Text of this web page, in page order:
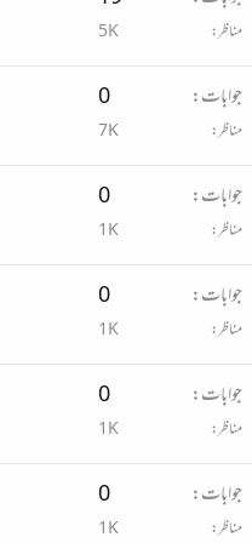
مناظر 5K
جوابات 0
مناظر 7K
جوابات 0
مناظر 1K
جوابات 0
مناظر 1K
جوابات 0
مناظر 1K
جوابات 0
مناظر 1K